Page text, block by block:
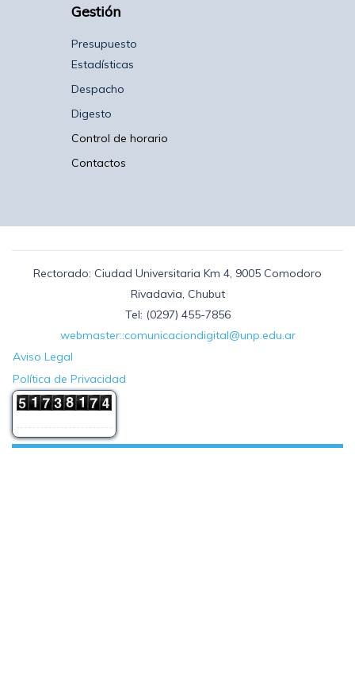
Gestión
Presupuesto
Estadísticas
Despacho
Digesto
Control de horario
Contactos
Rectorado: Ciudad Universitaria Km 4, 9005 Comodoro
Rivadavia, Chubut
Tel: (0297) 455-7856
webmaster::comunicaciondigital@unp.edu.ar
Aviso Legal
Política de Privacidad